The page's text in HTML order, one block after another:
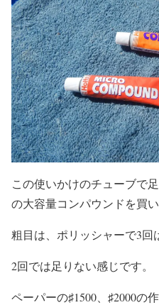
この使いかけのチューブで
の大容量コンパウンドを買い
粗目は、ポリッシャーで3回
2回では足りない感じです。
ペーパーの♯1500、♯2000の